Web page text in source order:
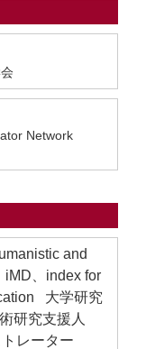
Network
and
、index for
大学研究
研究支援人
レーター